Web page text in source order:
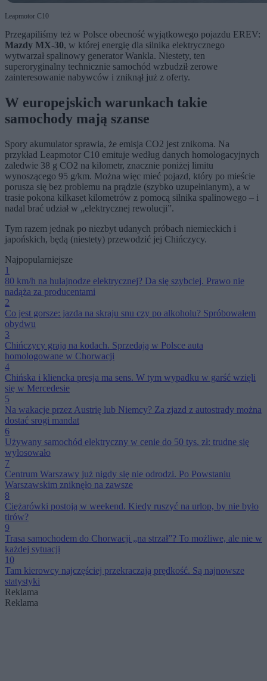
Leapmotor C10
Przegapiliśmy też w Polsce obecność wyjątkowego pojazdu EREV:
Mazdy MX-30, w której energię dla silnika elektrycznego
wytwarzał spalinowy generator Wankla. Niestety, ten
superoryginalny technicznie samochód wzbudził zerowe
zainteresowanie nabywców i zniknął już z oferty.
W europejskich warunkach takie
samochody mają szanse
Spory akumulator sprawia, że emisja CO2 jest znikoma. Na
przykład Leapmotor C10 emituje według danych homologacyjnych
zaledwie 38 g CO2 na kilometr, znacznie poniżej limitu
wynoszącego 95 g/km. Można więc mieć pojazd, który po mieście
porusza się bez problemu na prądzie (szybko uzupełnianym), a w
trasie pokona kilkaset kilometrów z pomocą silnika spalinowego – i
nadal brać udział w „elektrycznej rewolucji”.
Tym razem jednak po niezbyt udanych próbach niemieckich i
japońskich, będą (niestety) przewodzić jej Chińczycy.
Najpopularniejsze
1
80 km/h na hulajnodze elektrycznej? Da się szybciej. Prawo nie
nadąża za producentami
2
Co jest gorsze: jazda na skraju snu czy po alkoholu? Spróbowałem
obydwu
3
Chińczycy grają na kodach. Sprzedają w Polsce auta
homologowane w Chorwacji
4
Chińska i kliencka presja ma sens. W tym wypadku w garść wzięli
się w Mercedesie
5
Na wakacje przez Austrię lub Niemcy? Za zjazd z autostrady można
dostać srogi mandat
6
Używany samochód elektryczny w cenie do 50 tys. zł: trudne się
wylosowało
7
Centrum Warszawy już nigdy się nie odrodzi. Po Powstaniu
Warszawskim zniknęło na zawsze
8
Ciężarówki postoją w weekend. Kiedy ruszyć na urlop, by nie było
tirów?
9
Trasa samochodem do Chorwacji „na strzał”? To możliwe, ale nie w
każdej sytuacji
10
Tam kierowcy najczęściej przekraczają prędkość. Są najnowsze
statystyki
Reklama
Reklama